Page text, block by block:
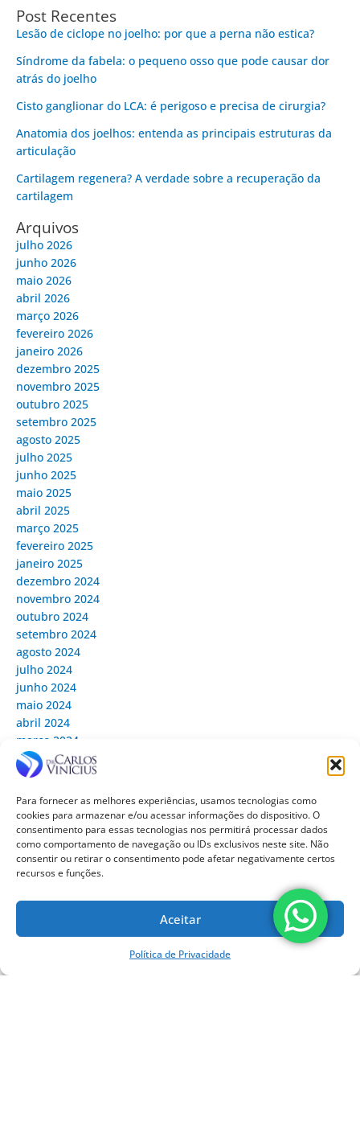
Para fornecer as melhores experiências, usamos tecnologias como
cookies para armazenar e/ou acessar informações do dispositivo. O
consentimento para essas tecnologias nos permitirá processar dados
como comportamento de navegação ou IDs exclusivos neste site. Não
consentir ou retirar o consentimento pode afetar negativamente certos
recursos e funções.
Aceitar
Política de Privacidade
Post Recentes
Lesão de ciclope no joelho: por que a perna não estica?
Síndrome da fabela: o pequeno osso que pode causar dor
atrás do joelho
Cisto ganglionar do LCA: é perigoso e precisa de cirurgia?
Anatomia dos joelhos: entenda as principais estruturas da
articulação
Cartilagem regenera? A verdade sobre a recuperação da
cartilagem
Arquivos
julho 2026
junho 2026
maio 2026
abril 2026
março 2026
fevereiro 2026
janeiro 2026
dezembro 2025
novembro 2025
outubro 2025
setembro 2025
agosto 2025
julho 2025
junho 2025
maio 2025
abril 2025
março 2025
fevereiro 2025
janeiro 2025
dezembro 2024
novembro 2024
outubro 2024
setembro 2024
agosto 2024
julho 2024
junho 2024
maio 2024
abril 2024
março 2024
fevereiro 2024
janeiro 2024
dezembro 2023
novembro 2023
setembro 2023
agosto 2023
julho 2023
maio 2023
março 2023
outubro 2022